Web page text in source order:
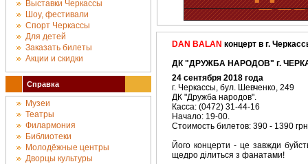
Выставки Черкассы
Шоу, фестивали
Спорт Черкассы
Для детей
Заказать билеты
Акции и скидки
Справка
Музеи
Театры
Филармония
Библиотеки
Молодёжные центры
Дворцы культуры
DAN BALAN концерт в г.
ДК "ДРУЖБА НАРОДОВ" г.
24 сентября 2018 года
г. Черкассы, бул. Шевченко, 249
ДК "Дружба народов".
Касса: (0472) 31-44-16
Начало: 19-00.
Стоимость билетов: 390 - 1390
Його концерти - це завжди
щедро ділиться з фанатами!